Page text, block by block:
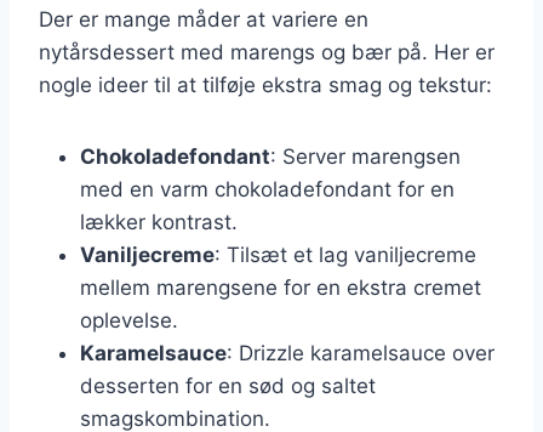
Der er mange måder at variere en
nytårsdessert med marengs og bær på. Her er
nogle ideer til at tilføje ekstra smag og tekstur:
Chokoladefondant: Server marengsen
med en varm chokoladefondant for en
lækker kontrast.
Vaniljecreme: Tilsæt et lag vaniljecreme
mellem marengsene for en ekstra cremet
oplevelse.
Karamelsauce: Drizzle karamelsauce over
desserten for en sød og saltet
smagskombination.